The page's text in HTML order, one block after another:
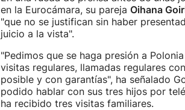
en la Eurocámara, su pareja Oihana
"que no se justifican sin haber
juicio a la vista".
"Pedimos que se haga presión a
visitas regulares, llamadas regulares
posible y con garantías", ha señalado
podido hablar con sus tres hijos por
ha recibido tres visitas familiares.